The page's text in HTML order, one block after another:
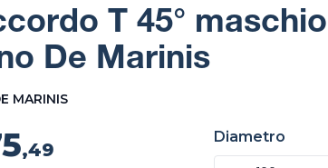
T 45°
De Marinis
MARINIS
,49
Diametro